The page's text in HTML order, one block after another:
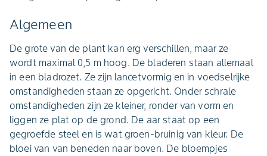
Algemeen
De grote van de plant kan erg verschillen, maar ze
wordt maximal 0,5 m hoog. De bladeren staan allemaal
in een bladrozet. Ze zijn lancetvormig en in voedselrijke
omstandigheden staan ze opgericht. Onder schrale
omstandigheden zijn ze kleiner, ronder van vorm en
liggen ze plat op de grond. De aar staat op een
gegroefde steel en is wat groen-bruinig van kleur. De
bloei van van beneden naar boven. De bloempjes